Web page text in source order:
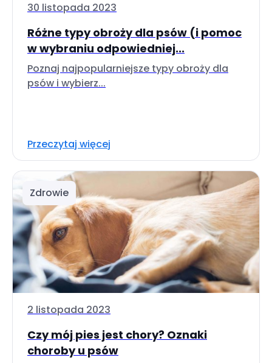
30 listopada 2023
Różne typy obroży dla psów (i pomoc
w wybraniu odpowiedniej...
Poznaj najpopularniejsze typy obroży dla
psów i wybierz...
Przeczytaj więcej
Zdrowie
2 listopada 2023
Czy mój pies jest chory? Oznaki
choroby u psów